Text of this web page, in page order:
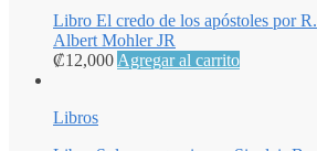
Libro El credo de los apóstoles por R.
Albert Mohler JR
₡12,000Agregar al carrito
Libros